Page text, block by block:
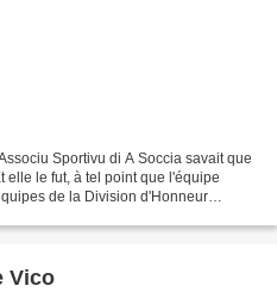
Sportivu di A Soccia savait que
elle le fut, à tel point que l'équipe
de la Division d'Honneur
Vico